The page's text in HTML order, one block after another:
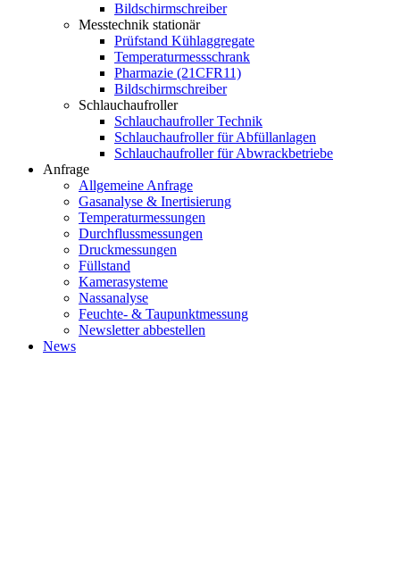
Bildschirmschreiber
Messtechnik stationär
Prüfstand Kühlaggregate
Temperaturmessschrank
Pharmazie (21CFR11)
Bildschirmschreiber
Schlauchaufroller
Schlauchaufroller Technik
Schlauchaufroller für Abfüllanlagen
Schlauchaufroller für Abwrackbetriebe
Anfrage
Allgemeine Anfrage
Gasanalyse & Inertisierung
Temperaturmessungen
Durchflussmessungen
Druckmessungen
Füllstand
Kamerasysteme
Nassanalyse
Feuchte- & Taupunktmessung
Newsletter abbestellen
News